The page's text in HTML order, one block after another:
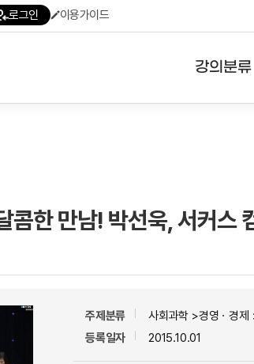
로그인 이용가이드
강의분류
테마강의
콤한 만남! 박선욱, 서커스
주제분류
사회과학 >경영ㆍ경제
등록일자
2015.10.01